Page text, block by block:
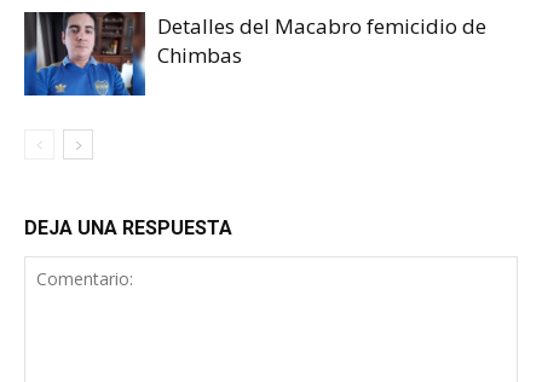
Detalles del Macabro femicidio de
Chimbas
DEJA UNA RESPUESTA